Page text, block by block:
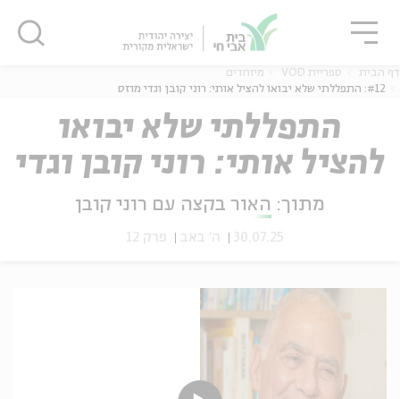
אנגלית נוער
דף הבית ספריית VOD
מיוחדים
#12: התפללתי שלא יבואו להציל אותי: רוני קובן וגדי מוזס
התפללתי שלא יבואו
להציל אותי: רוני קובן וגדי
מוזס
מתוך: האור בקצה עם רוני קובן
30.07.25 ה' באב פרק 12
סגור